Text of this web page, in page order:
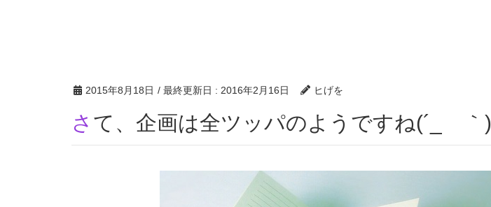
2015年8月18日 / 最終更新日 : 2016年2月16日 ヒげを
さて、企画は全ツッパのようですね(´_ゝ｀)